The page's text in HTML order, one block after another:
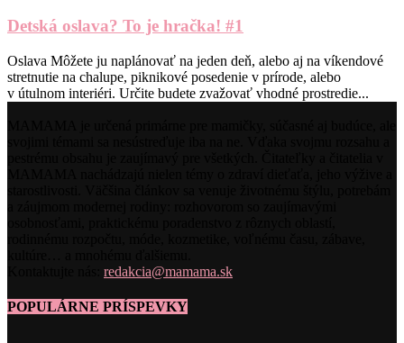
Detská oslava? To je hračka! #1
Oslava Môžete ju naplánovať na jeden deň, alebo aj na víkendové
stretnutie na chalupe, piknikové posedenie v prírode, alebo
v útulnom interiéri. Určite budete zvažovať vhodné prostredie...
redakcia@mamama.sk
POPULÁRNE PRÍSPEVKY